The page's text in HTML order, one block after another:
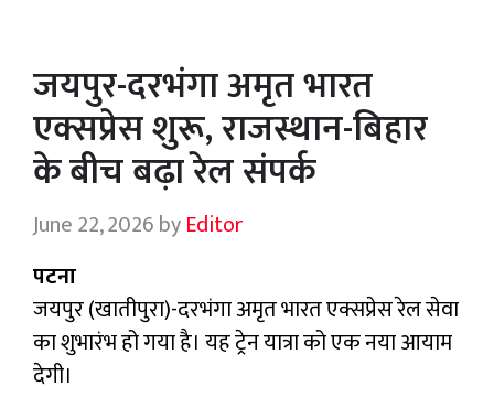
जयपुर-दरभंगा अमृत भारत
एक्सप्रेस शुरू, राजस्थान-बिहार
के बीच बढ़ा रेल संपर्क
June 22, 2026byEditor
पटना
जयपुर (खातीपुरा)-दरभंगा अमृत भारत एक्सप्रेस रेल सेवा
का शुभारंभ हो गया है। यह ट्रेन यात्रा को एक नया आयाम
देगी।